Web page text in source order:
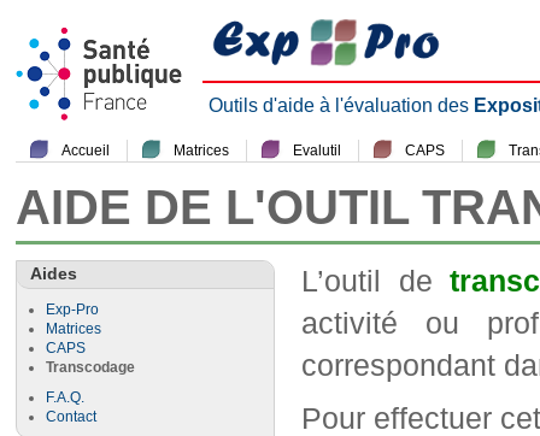
Outils d'aide à l'évaluation des
Accueil Matrices Evalutil CAPS
AIDE DE L'OUTIL
Aides
Exp-Pro
Matrices
CAPS
Transcodage
F.A.Q.
Contact
L’outil de
activité ou
correspondant
Pour effectuer